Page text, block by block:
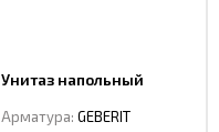
Унитаз напольный
Арматура: GEBERIT